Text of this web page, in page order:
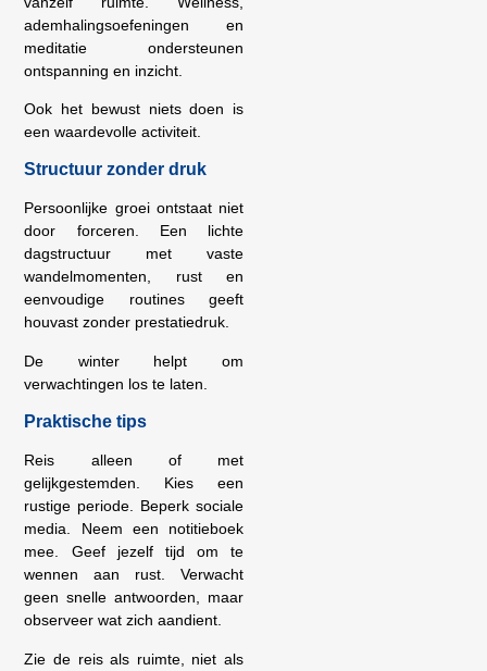
ademhalingsoefeningen en
meditatie ondersteunen
ontspanning en inzicht.
Ook het bewust niets doen is
een waardevolle activiteit.
Structuur zonder druk
Persoonlijke groei ontstaat niet
door forceren. Een lichte
dagstructuur met vaste
wandelmomenten, rust en
eenvoudige routines geeft
houvast zonder prestatiedruk.
De winter helpt om
verwachtingen los te laten.
Praktische tips
Reis alleen of met
gelijkgestemden. Kies een
rustige periode. Beperk sociale
media. Neem een notitieboek
mee. Geef jezelf tijd om te
wennen aan rust. Verwacht
geen snelle antwoorden, maar
observeer wat zich aandient.
Zie de reis als ruimte, niet als